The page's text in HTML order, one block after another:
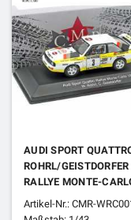
AUDI SPORT
ROHRL/GEISTDORFER
RALLYE MONTE-
1985 2EME
Artikel-Nr.: CMR-